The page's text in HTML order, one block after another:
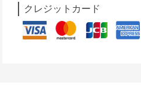
クレジットカード